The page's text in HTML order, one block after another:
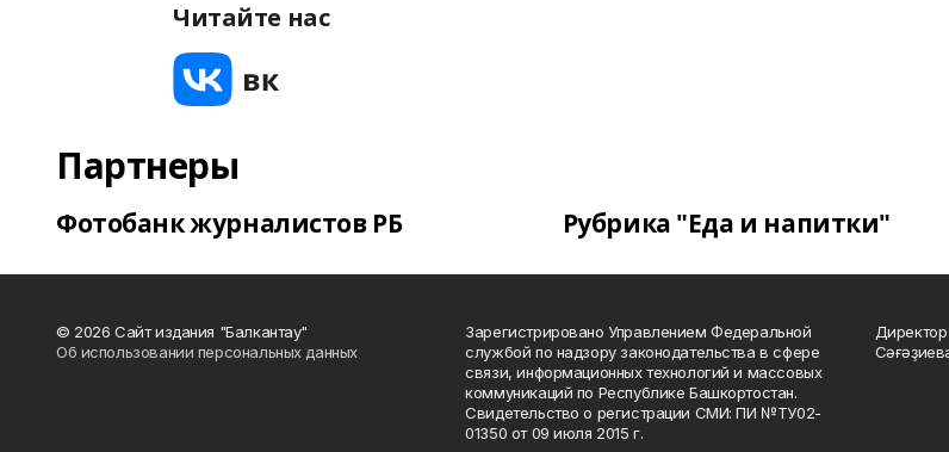
Читайте нас
Партнеры
Фотобанк журналистов РБ Рубрика "Еда и напитки"
© 2026 Сайт издания "Балкантау"
Об использовании персональных данных
Зарегистрировано Управлением Федеральной
службой по надзору законодательства в сфере
связи, информационных технологий и массовых
коммуникаций по Республике Башкортостан.
Свидетельство о регистрации СМИ: ПИ №ТУ02-
01350 от 09 июля 2015 г.